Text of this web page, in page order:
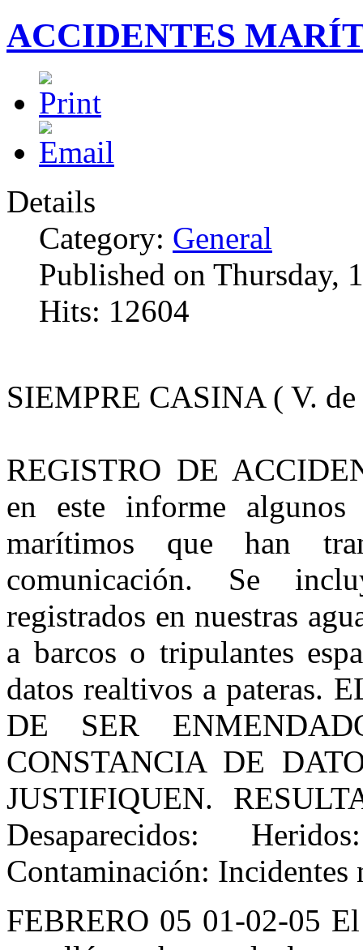
ACCIDENTES
Details
Category: General
Published on Thursday,
Hits: 12604
SIEMPRE CASINA ( V.
REGISTRO DE
en este informe
marítimos que han
comunicación. Se
registrados en nuestras
a barcos o tripulantes
datos realtivos a pateras.
DE SER
CONSTANCIA DE
JUSTIFIQUEN.
Desaparecidos:
Contaminación: Incidentes
FEBRERO 05 01-02-05